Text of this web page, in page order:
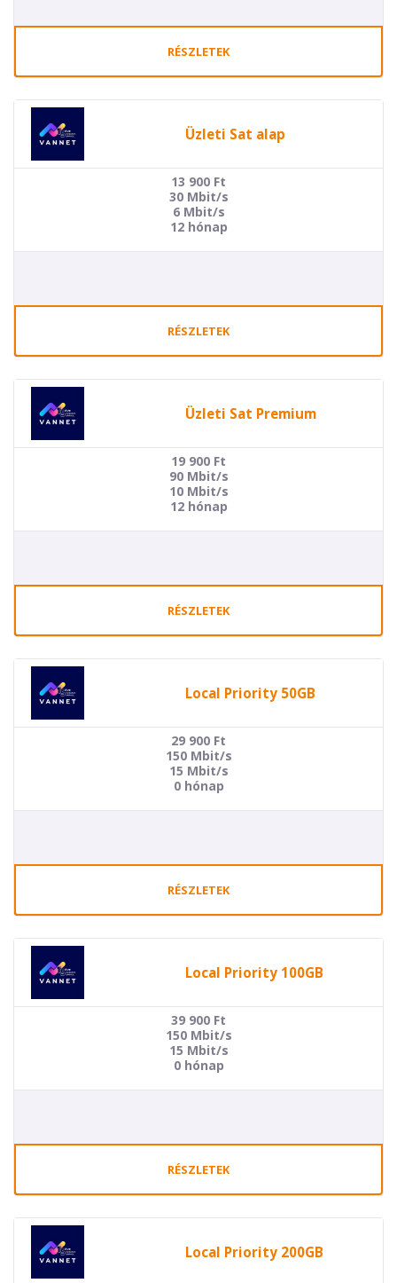
RÉSZLETEK
Üzleti Sat alap
13 900 Ft
30 Mbit/s
6 Mbit/s
12 hónap
RÉSZLETEK
Üzleti Sat Premium
19 900 Ft
90 Mbit/s
10 Mbit/s
12 hónap
RÉSZLETEK
Local Priority 50GB
29 900 Ft
150 Mbit/s
15 Mbit/s
0 hónap
RÉSZLETEK
Local Priority 100GB
39 900 Ft
150 Mbit/s
15 Mbit/s
0 hónap
RÉSZLETEK
Local Priority 200GB